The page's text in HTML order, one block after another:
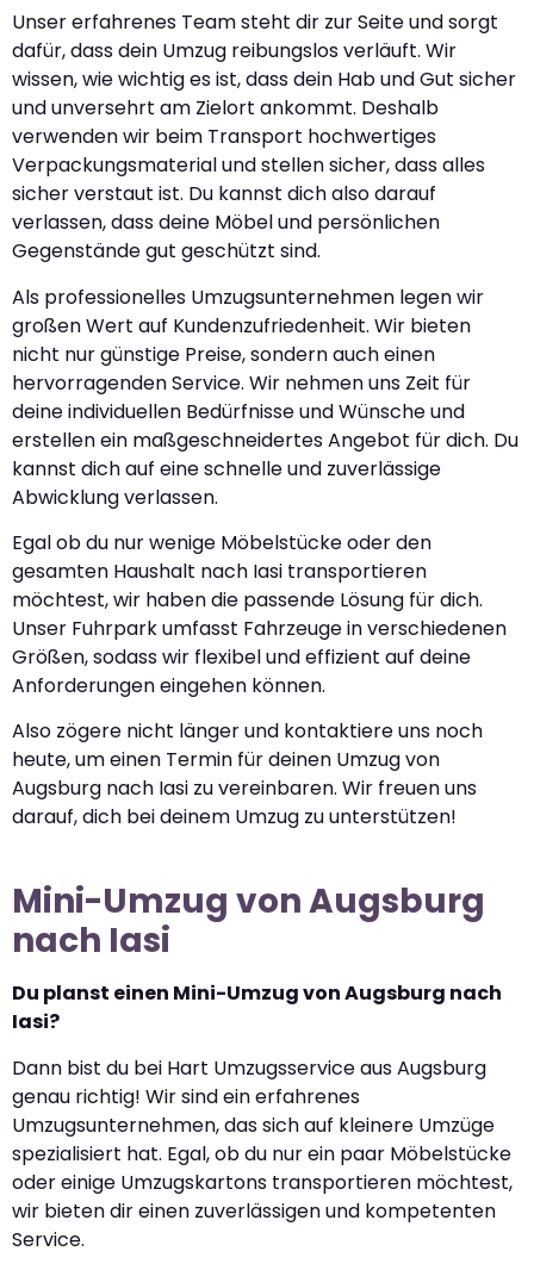
Unser erfahrenes Team steht dir zur Seite und sorgt
dafür, dass dein Umzug reibungslos verläuft. Wir
wissen, wie wichtig es ist, dass dein Hab und Gut sicher
und unversehrt am Zielort ankommt. Deshalb
verwenden wir beim Transport hochwertiges
Verpackungsmaterial und stellen sicher, dass alles
sicher verstaut ist. Du kannst dich also darauf
verlassen, dass deine Möbel und persönlichen
Gegenstände gut geschützt sind.
Als professionelles Umzugsunternehmen legen wir
großen Wert auf Kundenzufriedenheit. Wir bieten
nicht nur günstige Preise, sondern auch einen
hervorragenden Service. Wir nehmen uns Zeit für
deine individuellen Bedürfnisse und Wünsche und
erstellen ein maßgeschneidertes Angebot für dich. Du
kannst dich auf eine schnelle und zuverlässige
Abwicklung verlassen.
Egal ob du nur wenige Möbelstücke oder den
gesamten Haushalt nach Iasi transportieren
möchtest, wir haben die passende Lösung für dich.
Unser Fuhrpark umfasst Fahrzeuge in verschiedenen
Größen, sodass wir flexibel und effizient auf deine
Anforderungen eingehen können.
Also zögere nicht länger und kontaktiere uns noch
heute, um einen Termin für deinen Umzug von
Augsburg nach Iasi zu vereinbaren. Wir freuen uns
darauf, dich bei deinem Umzug zu unterstützen!
Mini-Umzug von Augsburg
nach Iasi
Du planst einen Mini-Umzug von Augsburg nach
Iasi?
Dann bist du bei Hart Umzugsservice aus Augsburg
genau richtig! Wir sind ein erfahrenes
Umzugsunternehmen, das sich auf kleinere Umzüge
spezialisiert hat. Egal, ob du nur ein paar Möbelstücke
oder einige Umzugskartons transportieren möchtest,
wir bieten dir einen zuverlässigen und kompetenten
Service.